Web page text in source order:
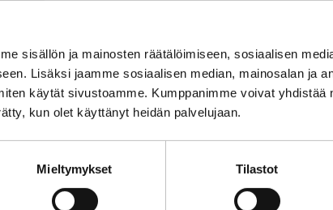
sisällön ja mainosten räätälöimiseen, sosiaalisen
Lisäksi jaamme sosiaalisen median, mainosalan ja
käytät sivustoamme. Kumppanimme voivat yhdistää
kun olet käyttänyt heidän palvelujaan.
Mieltymykset Tilastot